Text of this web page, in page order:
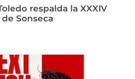
respalda la XXXIV
Sonseca